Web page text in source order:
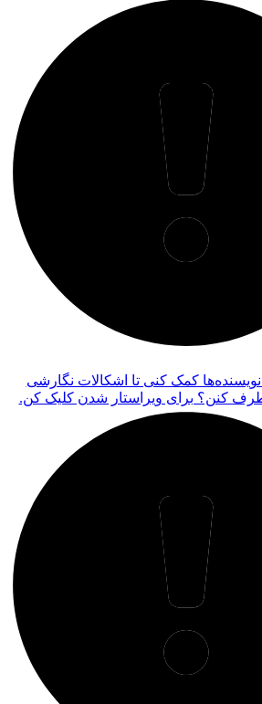
نویسنده‌ها کمک کنی تا اشکالات نگارشی
کنن؟ برای ویراستار شدن کلیک کن.